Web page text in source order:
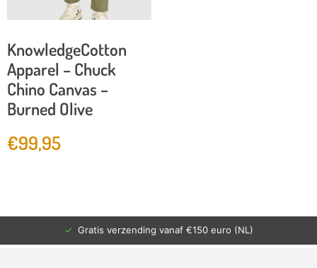
KnowledgeCotton
Apparel – Chuck
Chino Canvas –
Burned Olive
€99,95
✓Gratis verzending vanaf €150 euro (NL)